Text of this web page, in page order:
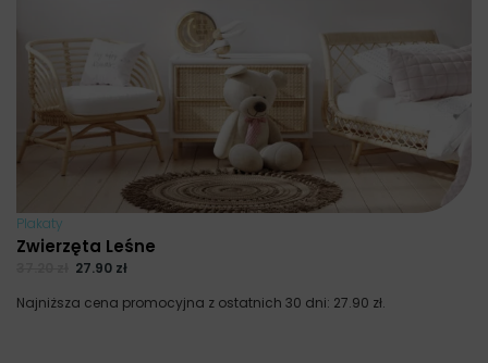
Plakaty
Zwierzęta Leśne
27.90 zł
Najniższa cena promocyjna z ostatnich 30 dni: 27.90 zł.